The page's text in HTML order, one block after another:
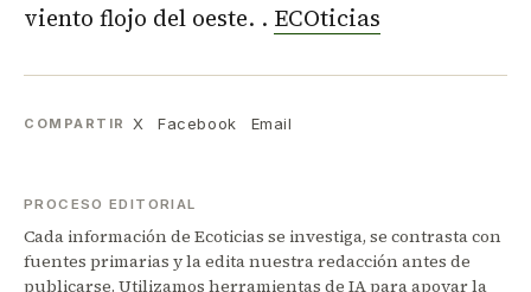
viento flojo del oeste. . ECOticias
COMPARTIR X Facebook Email
PROCESO EDITORIAL
Cada información de Ecoticias se investiga, se contrasta con
fuentes primarias y la edita nuestra redacción antes de
publicarse. Utilizamos herramientas de IA para apoyar la